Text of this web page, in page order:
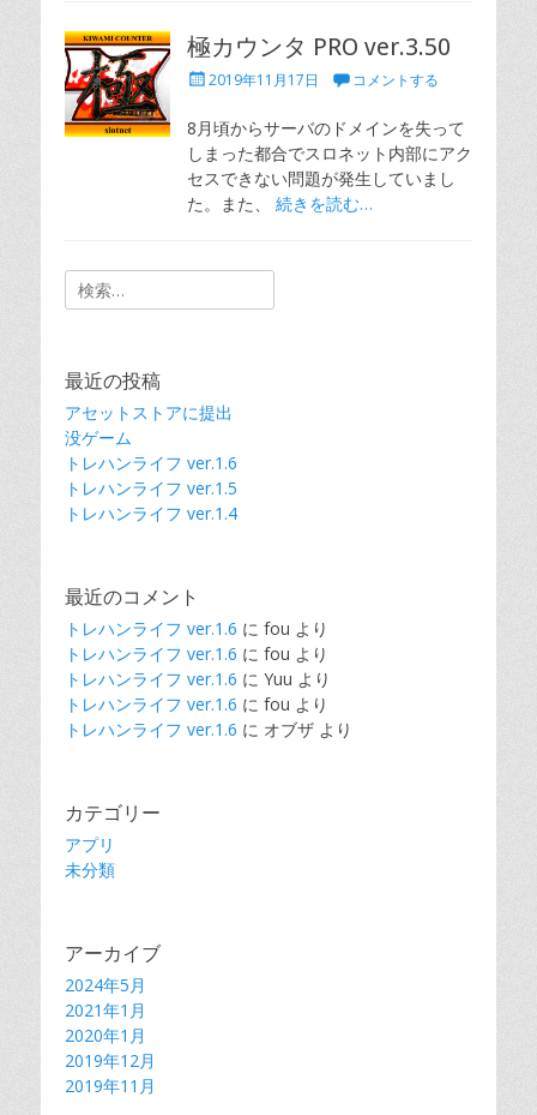
極カウンタ PRO ver.3.50
投
日
2019年11月17日 コメントする
8月頃からサーバのドメインを失って
しまった都合でスロネット内部にアク
セスできない問題が発生していまし
た。また、 続きを読む…
索
最近の投稿
アセットストアに提出
没ゲーム
トレハンライフ ver.1.6
トレハンライフ ver.1.5
トレハンライフ ver.1.4
最近のコメント
トレハンライフ ver.1.6 に fou より
トレハンライフ ver.1.6 に fou より
トレハンライフ ver.1.6 に Yuu より
トレハンライフ ver.1.6 に fou より
トレハンライフ ver.1.6 に オブザ より
カテゴリー
アプリ
未分類
アーカイブ
2024年5月
2021年1月
2020年1月
2019年12月
2019年11月